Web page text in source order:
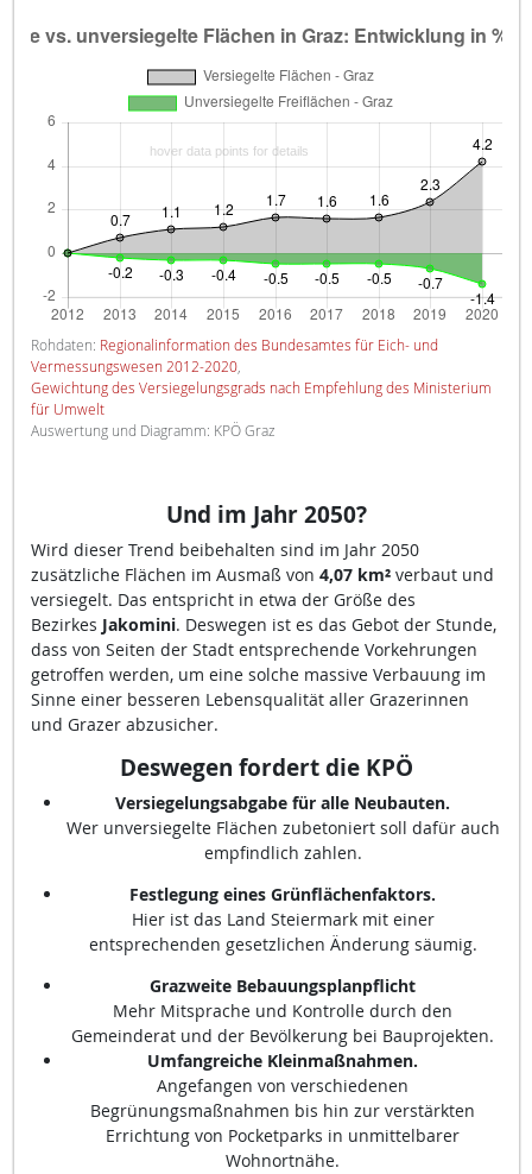
Rohdaten: Regionalinformation des Bundesamtes für Eich- und
Vermessungswesen 2012-2020,
Gewichtung des Versiegelungsgrads nach Empfehlung des Ministerium
für Umwelt
Auswertung und Diagramm: KPÖ Graz
Und im Jahr 2050?
Wird dieser Trend beibehalten sind im Jahr 2050
zusätzliche Flächen im Ausmaß von 4,07 km²verbaut und
versiegelt. Das entspricht in etwa der Größe des
Bezirkes Jakomini. Deswegen ist es das Gebot der Stunde,
dass von Seiten der Stadt entsprechende Vorkehrungen
getroffen werden, um eine solche massive Verbauung im
Sinne einer besseren Lebensqualität aller Grazerinnen
und Grazer abzusicher.
Deswegen fordert die KPÖ
Versiegelungsabgabe für alle Neubauten.
Wer unversiegelte Flächen zubetoniert soll dafür auch
empfindlich zahlen.
Festlegung eines Grünflächenfaktors.
Hier ist das Land Steiermark mit einer
entsprechenden gesetzlichen Änderung säumig.
Grazweite Bebauungsplanpflicht
Mehr Mitsprache und Kontrolle durch den
Gemeinderat und der Bevölkerung bei Bauprojekten.
Umfangreiche Kleinmaßnahmen.
Angefangen von verschiedenen
Begrünungsmaßnahmen bis hin zur verstärkten
Errichtung von Pocketparks in unmittelbarer
Wohnortnähe.